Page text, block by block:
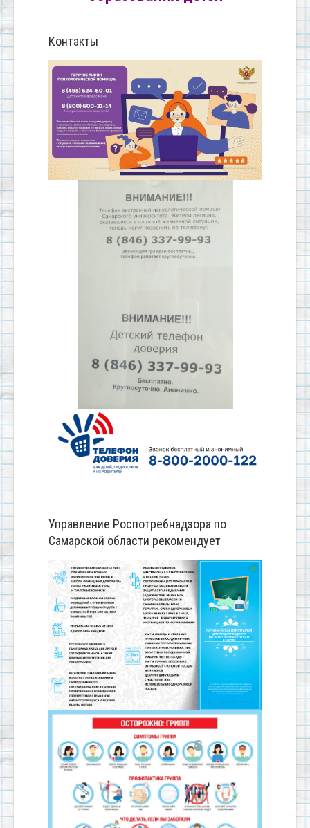
Контакты
Управление Роспотребнадзора по
Самарской области рекомендует